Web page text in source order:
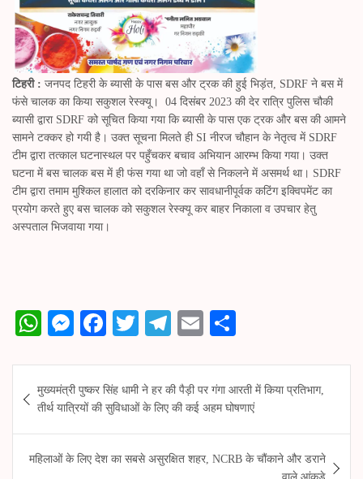
टिहरी : जनपद टिहरी के ब्यासी के पास बस और ट्रक की हुई भिड़ंत, SDRF ने बस में
फंसे चालक का किया सकुशल रेस्क्यू। 04 दिसंबर 2023 की देर रात्रि पुलिस चौकी
ब्यासी द्वारा SDRF को सूचित किया गया कि ब्यासी के पास एक ट्रक और बस की आमने
सामने टक्कर हो गयी है। उक्त सूचना मिलते ही SI नीरज चौहान के नेतृत्व में SDRF
टीम द्वारा तत्काल घटनास्थल पर पहुँचकर बचाव अभियान आरम्भ किया गया। उक्त
घटना में बस चालक बस में ही फंस गया था जो वहाँ से निकलने में असमर्थ था। SDRF
टीम द्वारा तमाम मुश्किल हालात को दरकिनार कर सावधानीपूर्वक कटिंग इक्विपमेंट का
प्रयोग करते हुए बस चालक को सकुशल रेस्क्यू कर बाहर निकाला व उपचार हेतु
अस्पताल भिजवाया गया।
W
ts
A
pp
M
se
ng
er
Fa
bo
ok
T
tte
r
Te
gr
a
m
E
ail re
navigation
मुख्यमंत्री पुष्कर सिंह धामी ने हर की पैड़ी पर गंगा आरती में किया प्रतिभाग,
तीर्थ यात्रियों की सुविधाओं के लिए की कई अहम घोषणाएं
महिलाओं के लिए देश का सबसे असुरक्षित शहर, NCRB के चौंकाने और डराने